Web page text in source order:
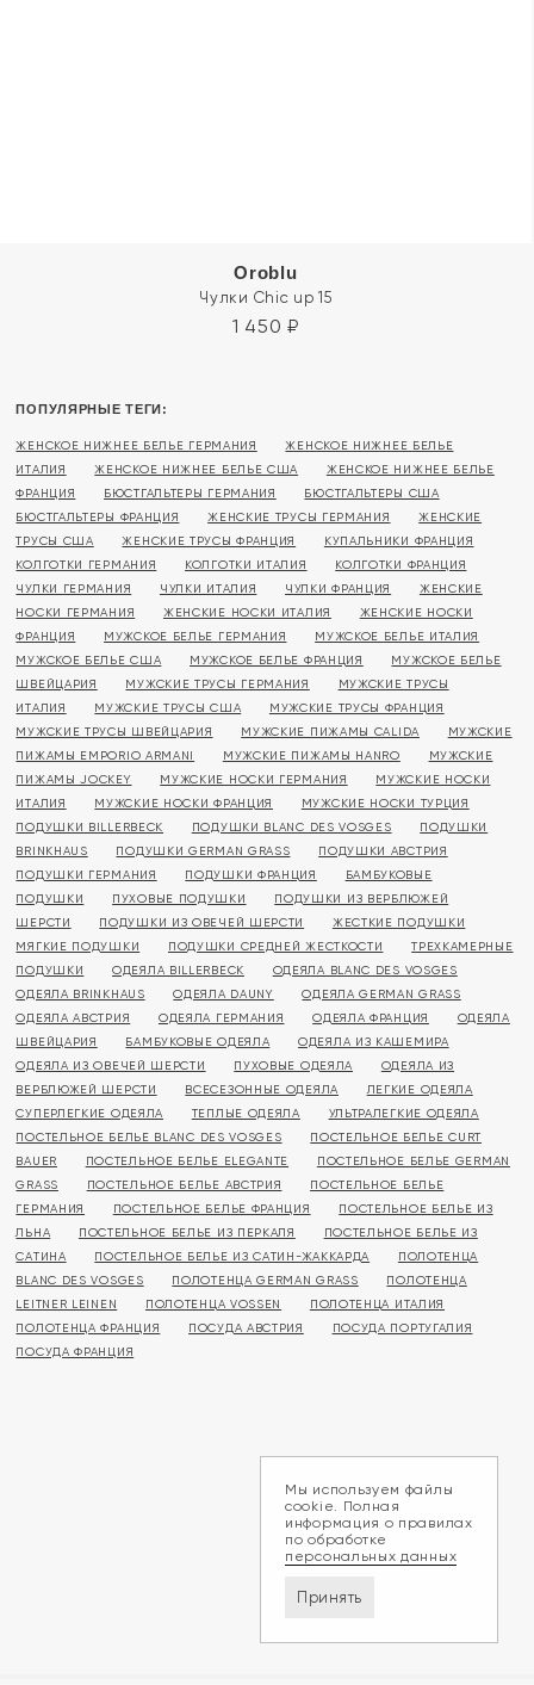
Oroblu
Чулки Chic up 15
1 450 ₽
ПОПУЛЯРНЫЕ ТЕГИ:
ЖЕНСКОЕ НИЖНЕЕ БЕЛЬЕ ГЕРМАНИЯ
ЖЕНСКОЕ НИЖНЕЕ БЕЛЬЕ
ИТАЛИЯ
ЖЕНСКОЕ НИЖНЕЕ БЕЛЬЕ США
ЖЕНСКОЕ НИЖНЕЕ БЕЛЬЕ
ФРАНЦИЯ
БЮСТГАЛЬТЕРЫ ГЕРМАНИЯ
БЮСТГАЛЬТЕРЫ США
БЮСТГАЛЬТЕРЫ ФРАНЦИЯ
ЖЕНСКИЕ ТРУСЫ ГЕРМАНИЯ
ЖЕНСКИЕ
ТРУСЫ США
ЖЕНСКИЕ ТРУСЫ ФРАНЦИЯ
КУПАЛЬНИКИ ФРАНЦИЯ
КОЛГОТКИ ГЕРМАНИЯ
КОЛГОТКИ ИТАЛИЯ
КОЛГОТКИ ФРАНЦИЯ
ЧУЛКИ ГЕРМАНИЯ
ЧУЛКИ ИТАЛИЯ ЧУЛКИ ФРАНЦИЯ
ЖЕНСКИЕ
НОСКИ ГЕРМАНИЯ
ЖЕНСКИЕ НОСКИ ИТАЛИЯ
ЖЕНСКИЕ НОСКИ
ФРАНЦИЯ
МУЖСКОЕ БЕЛЬЕ ГЕРМАНИЯ
МУЖСКОЕ БЕЛЬЕ ИТАЛИЯ
МУЖСКОЕ БЕЛЬЕ США
МУЖСКОЕ БЕЛЬЕ ФРАНЦИЯ
МУЖСКОЕ БЕЛЬЕ
ШВЕЙЦАРИЯ
МУЖСКИЕ ТРУСЫ ГЕРМАНИЯ
МУЖСКИЕ ТРУСЫ
ИТАЛИЯ
МУЖСКИЕ ТРУСЫ США
МУЖСКИЕ ТРУСЫ ФРАНЦИЯ
МУЖСКИЕ ТРУСЫ ШВЕЙЦАРИЯ
МУЖСКИЕ ПИЖАМЫ CALIDA
МУЖСКИЕ
ПИЖАМЫ EMPORIO ARMANI
МУЖСКИЕ ПИЖАМЫ HANRO
МУЖСКИЕ
ПИЖАМЫ JOCKEY
МУЖСКИЕ НОСКИ ГЕРМАНИЯ
МУЖСКИЕ НОСКИ
ИТАЛИЯ
МУЖСКИЕ НОСКИ ФРАНЦИЯ
МУЖСКИЕ НОСКИ ТУРЦИЯ
ПОДУШКИ BILLERBECK
ПОДУШКИ BLANC DES VOSGES
ПОДУШКИ
BRINKHAUS
ПОДУШКИ GERMAN GRASS
ПОДУШКИ АВСТРИЯ
ПОДУШКИ ГЕРМАНИЯ
ПОДУШКИ ФРАНЦИЯ
БАМБУКОВЫЕ
ПОДУШКИ
ПУХОВЫЕ ПОДУШКИ
ПОДУШКИ ИЗ ВЕРБЛЮЖЕЙ
ШЕРСТИ
ПОДУШКИ ИЗ ОВЕЧЕЙ ШЕРСТИ
ЖЕСТКИЕ ПОДУШКИ
МЯГКИЕ ПОДУШКИ
ПОДУШКИ СРЕДНЕЙ ЖЕСТКОСТИ
ТРЕХКАМЕРНЫЕ
ПОДУШКИ
ОДЕЯЛА BILLERBECK
ОДЕЯЛА BLANC DES VOSGES
ОДЕЯЛА BRINKHAUS
ОДЕЯЛА DAUNY
ОДЕЯЛА GERMAN GRASS
ОДЕЯЛА АВСТРИЯ
ОДЕЯЛА ГЕРМАНИЯ ОДЕЯЛА ФРАНЦИЯ
ОДЕЯЛА
ШВЕЙЦАРИЯ
БАМБУКОВЫЕ ОДЕЯЛА
ОДЕЯЛА ИЗ КАШЕМИРА
ОДЕЯЛА ИЗ ОВЕЧЕЙ ШЕРСТИ
ПУХОВЫЕ ОДЕЯЛА
ОДЕЯЛА ИЗ
ВЕРБЛЮЖЕЙ ШЕРСТИ
ВСЕСЕЗОННЫЕ ОДЕЯЛА
ЛЕГКИЕ ОДЕЯЛА
СУПЕРЛЕГКИЕ ОДЕЯЛА
ТЕПЛЫЕ ОДЕЯЛА
УЛЬТРАЛЕГКИЕ ОДЕЯЛА
ПОСТЕЛЬНОЕ БЕЛЬЕ BLANC DES VOSGES
ПОСТЕЛЬНОЕ БЕЛЬЕ CURT
BAUER
ПОСТЕЛЬНОЕ БЕЛЬЕ ELEGANTE
ПОСТЕЛЬНОЕ БЕЛЬЕ GERMAN
GRASS
ПОСТЕЛЬНОЕ БЕЛЬЕ АВСТРИЯ
ПОСТЕЛЬНОЕ БЕЛЬЕ
ГЕРМАНИЯ
ПОСТЕЛЬНОЕ БЕЛЬЕ ФРАНЦИЯ
ПОСТЕЛЬНОЕ БЕЛЬЕ ИЗ
ЛЬНА
ПОСТЕЛЬНОЕ БЕЛЬЕ ИЗ ПЕРКАЛЯ
ПОСТЕЛЬНОЕ БЕЛЬЕ ИЗ
САТИНА
ПОСТЕЛЬНОЕ БЕЛЬЕ ИЗ САТИН-ЖАККАРДА
ПОЛОТЕНЦА
BLANC DES VOSGES
ПОЛОТЕНЦА GERMAN GRASS
ПОЛОТЕНЦА
LEITNER LEINEN
ПОЛОТЕНЦА VOSSEN
ПОЛОТЕНЦА ИТАЛИЯ
ПОЛОТЕНЦА ФРАНЦИЯ
ПОСУДА АВСТРИЯ
ПОСУДА ПОРТУГАЛИЯ
ПОСУДА ФРАНЦИЯ
Мы используем файлы
cookie. Полная
информация о правилах
по обработке
персональных данных
Принять